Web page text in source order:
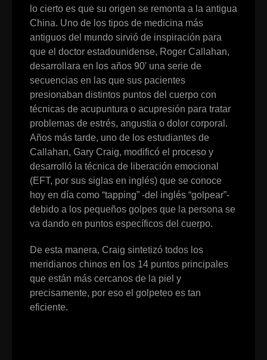
lo cierto es que su origen se remonta a la antigua
China. Uno de los tipos de medicina más
antiguos del mundo sirvió de inspiración para
que el doctor estadounidense, Roger Callahan,
desarrollara en los años 90′ una serie de
secuencias en las que sus pacientes
presionaban distintos puntos del cuerpo con
técnicas de acupuntura o acupresión para tratar
problemas de estrés, angustia o dolor corporal.
Años más tarde, uno de los estudiantes de
Callahan, Gary Craig, modificó el proceso y
desarrolló la técnica de liberación emocional
(EFT, por sus siglas en inglés) que se conoce
hoy en día como “tapping” -del inglés “golpear”-
debido a los pequeños golpes que la persona se
va dando en puntos específicos del cuerpo.
De esta manera, Craig sintetizó todos los
meridianos chinos en los 14 puntos principales
que están más cercanos de la piel y
precisamente, por eso el golpeteo es tan
eficiente.